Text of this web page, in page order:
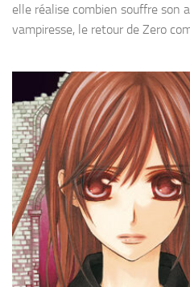
elle réalise combien souffre son
vampiresse, le retour de Zero